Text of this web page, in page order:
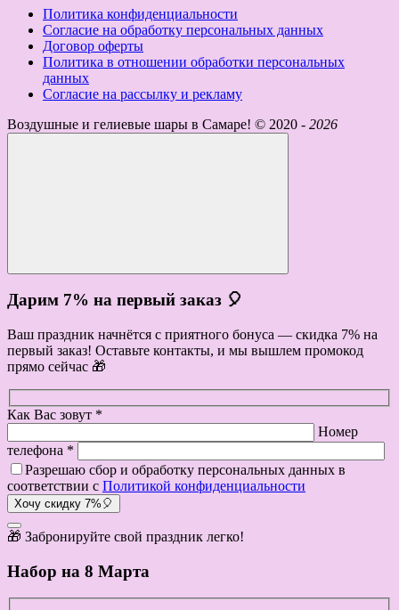
Политика конфиденциальности
Согласие на обработку персональных данных
Договор оферты
Политика в отношении обработки персональных
данных
Согласие на рассылку и рекламу
Воздушные и гелиевые шары в Самаре! © 2020 - 2026
Дарим 7% на первый заказ 🎈
Ваш праздник начнётся с приятного бонуса — скидка 7% на
первый заказ! Оставьте контакты, и мы вышлем промокод
прямо сейчас 🎁
Как Вас зовут *
Номер
телефона *
Разрешаю сбор и обработку персональных данных в
соответствии с Политикой конфиденциальности
Хочу скидку 7%🎈
🎁 Забронируйте свой праздник легко!
Набор на 8 Марта